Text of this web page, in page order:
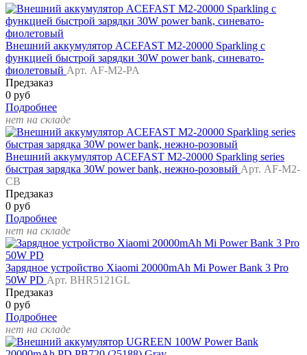
Внешний аккумулятор ACEFAST M2-20000 Sparkling с
функцией быстрой зарядки 30W power bank, синевато-
фиолетовый Арт. AF-M2-PA
Предзаказ
0 руб
Подробнее
нет на складе
Внешний аккумулятор ACEFAST M2-20000 Sparkling series
быстрая зарядка 30W power bank, нежно-розовый Арт. AF-M2-
CB
Предзаказ
0 руб
Подробнее
нет на складе
Зарядное устройство Xiaomi 20000mAh Mi Power Bank 3 Pro
50W PD Арт. BHR5121GL
Предзаказ
0 руб
Подробнее
нет на складе